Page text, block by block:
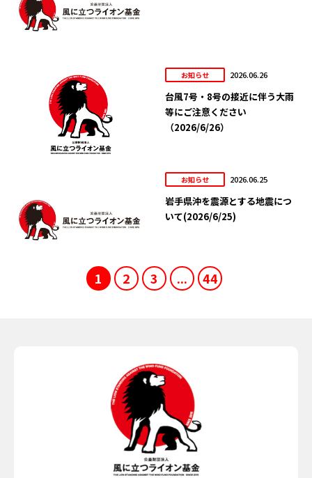
お知らせ 2026.06.26
台風7号・8号の接近に伴う大雨
等にご注意ください
（2026/6/26）
お知らせ 2026.06.25
岩手県沖を震源とする地震につ
いて(2026/6/25)
1 2 3 ... 44